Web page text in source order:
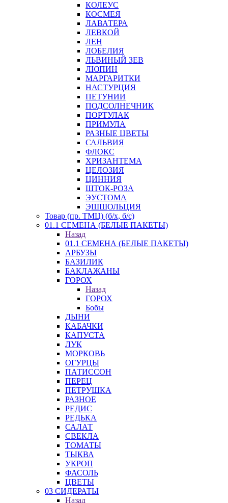
КОЛЕУС
КОСМЕЯ
ЛАВАТЕРА
ЛЕВКОЙ
ЛЕН
ЛОБЕЛИЯ
ЛЬВИНЫЙ ЗЕВ
ЛЮПИН
МАРГАРИТКИ
НАСТУРЦИЯ
ПЕТУНИИ
ПОДСОЛНЕЧНИК
ПОРТУЛАК
ПРИМУЛА
РАЗНЫЕ ЦВЕТЫ
САЛЬВИЯ
ФЛОКС
ХРИЗАНТЕМА
ЦЕЛОЗИЯ
ЦИННИЯ
ШТОК-РОЗА
ЭУСТОМА
ЭШШОЛЬЦИЯ
Товар (пр. ТМЦ) (б/х, б/с)
01.1 СЕМЕНА (БЕЛЫЕ ПАКЕТЫ)
Назад
01.1 СЕМЕНА (БЕЛЫЕ ПАКЕТЫ)
АРБУЗЫ
БАЗИЛИК
БАКЛАЖАНЫ
ГОРОХ
Назад
ГОРОХ
Бобы
ДЫНИ
КАБАЧКИ
КАПУСТА
ЛУК
МОРКОВЬ
ОГУРЦЫ
ПАТИССОН
ПЕРЕЦ
ПЕТРУШКА
РАЗНОЕ
РЕДИС
РЕДЬКА
САЛАТ
СВЕКЛА
ТОМАТЫ
ТЫКВА
УКРОП
ФАСОЛЬ
ЦВЕТЫ
03 СИДЕРАТЫ
Назад